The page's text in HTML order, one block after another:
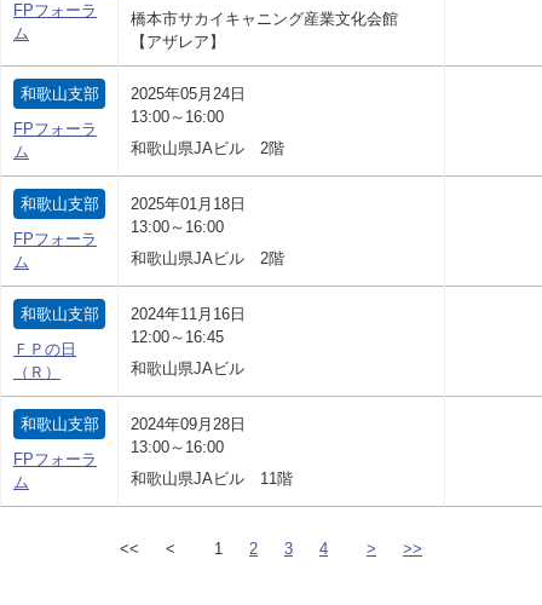
FPフォーラ
ム
橋本市サカイキャニング産業文化会館
【アザレア】
和歌山支部
FPフォーラ
ム
2025年05月24日
13:00～16:00
和歌山県JAビル 2階
和歌山支部
FPフォーラ
ム
2025年01月18日
13:00～16:00
和歌山県JAビル 2階
和歌山支部
ＦＰの日
（Ｒ）
2024年11月16日
12:00～16:45
和歌山県JAビル
和歌山支部
FPフォーラ
ム
2024年09月28日
13:00～16:00
和歌山県JAビル 11階
<< < 1 2 3 4 > >>